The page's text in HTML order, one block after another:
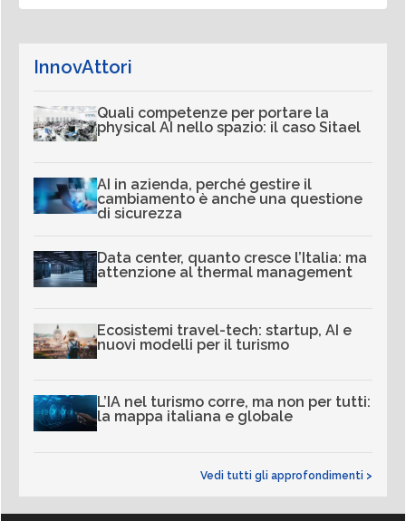
InnovAttori
Quali competenze per portare la
physical AI nello spazio: il caso Sitael
AI in azienda, perché gestire il
cambiamento è anche una questione
di sicurezza
Data center, quanto cresce l’Italia: ma
attenzione al thermal management
Ecosistemi travel-tech: startup, AI e
nuovi modelli per il turismo
L’IA nel turismo corre, ma non per tutti:
la mappa italiana e globale
Vedi tutti gli approfondimenti >